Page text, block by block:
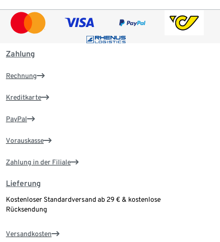
Zahlung
Rechnung
Kreditkarte
PayPal
Vorauskasse
Zahlung in der Filiale
Lieferung
Kostenloser Standardversand ab 29 € & kostenlose
Rücksendung
Versandkosten